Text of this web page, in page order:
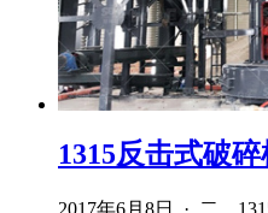
1315反击式破
2017年6月8日 · 二、